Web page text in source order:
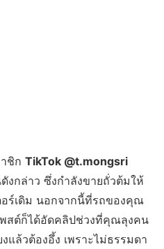
ชิก TikTok @t.mongsri
กล่าว ซึ่งกำลังขายถั่วต้มให้
อร์เดิม นอกจากนี้ที่รถของคุณ
พสต์ก็ได้อัดคลิปช่วงที่คุณลุงคน
แล้วต้องอึ้ง เพราะไม่ธรรมดา